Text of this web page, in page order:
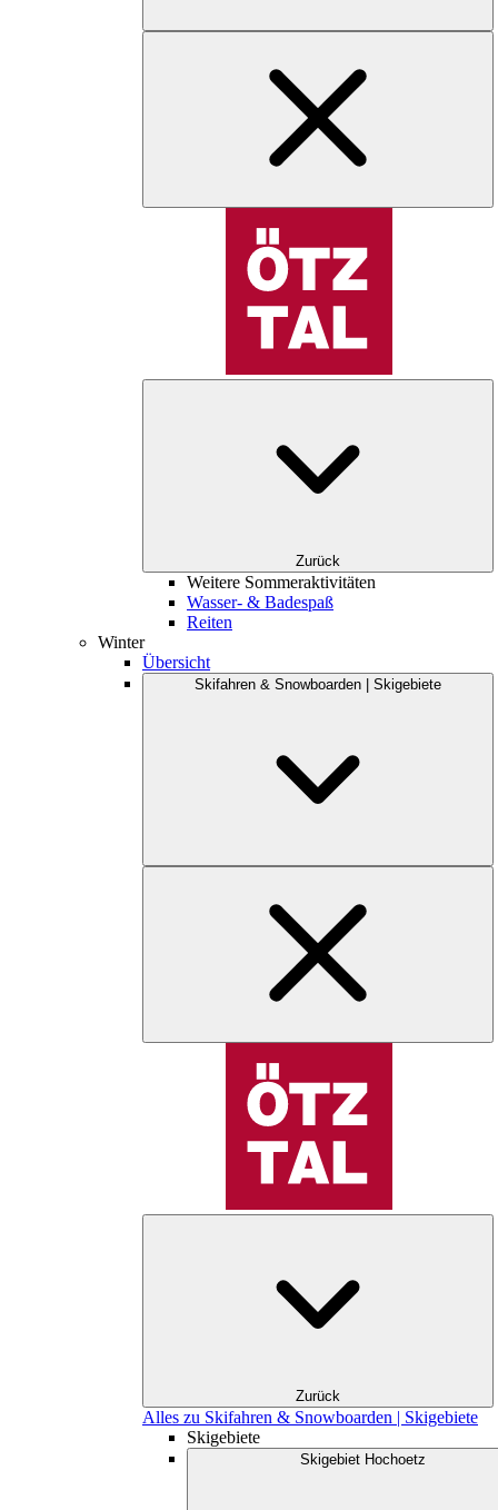
Zurück
Weitere Sommeraktivitäten
Wasser- & Badespaß
Reiten
Winter
Übersicht
Skifahren & Snowboarden | Skigebiete
Zurück
Alles zu Skifahren & Snowboarden | Skigebiete
Skigebiete
Skigebiet Hochoetz